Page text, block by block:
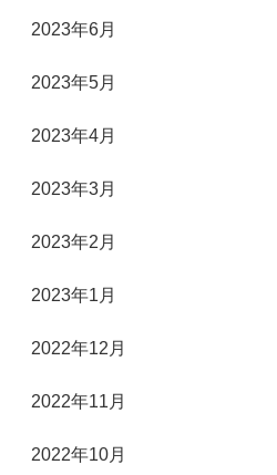
2023年6月
2023年5月
2023年4月
2023年3月
2023年2月
2023年1月
2022年12月
2022年11月
2022年10月